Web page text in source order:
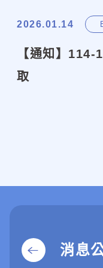
2026.01.14
【通知】
取
消息